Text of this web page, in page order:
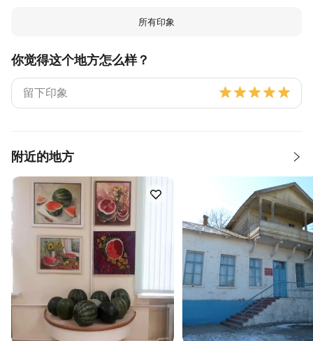
所有印象
你觉得这个地方怎么样？
附近的地方